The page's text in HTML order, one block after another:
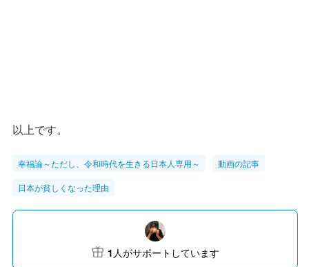
以上です。
幸福論～ただし、令和時代を生きる日本人専用～ 動画の記事
日本が貧しくなった理由
1 人がサポートしています